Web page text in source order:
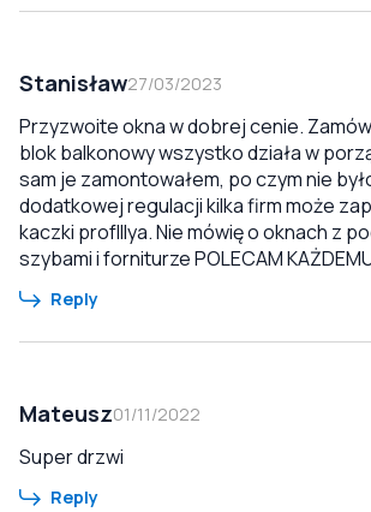
Stanisław27/03/2023
Przyzwoite okna w dobrej cenie.
blok balkonowy wszystko działa w
sam je zamontowałem, po czym nie
dodatkowej regulacji kilka firm może
kaczki profIllya. Nie mówię o oknach z
szybami i forniturze POLECAM
Reply
Mateusz01/11/2022
Super drzwi
Reply